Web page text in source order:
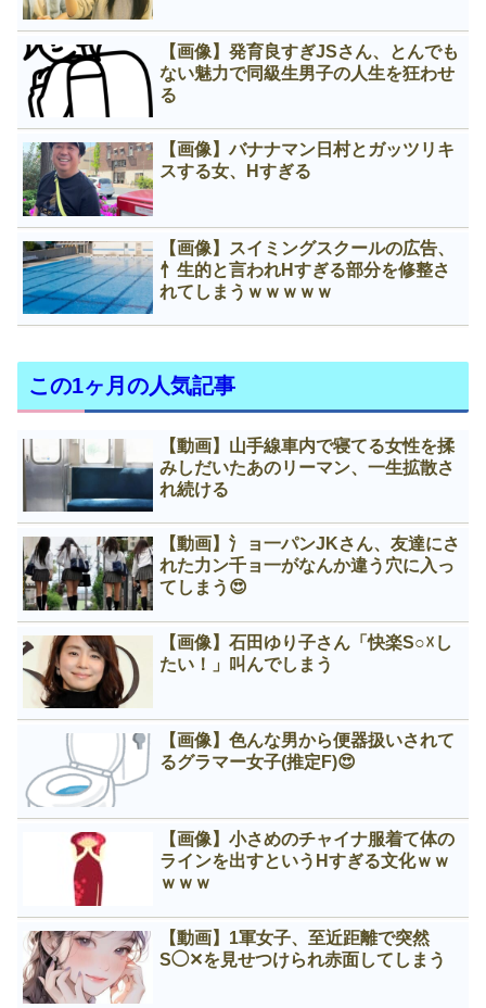
【画像】発育良すぎJSさん、とんでも
ない魅力で同級生男子の人生を狂わせ
る
【画像】バナナマン日村とガッツリキ
スする女、Нすぎる
【画像】スイミングスクールの広告、
忄生的と言われНすぎる部分を修整さ
れてしまうｗｗｗｗｗ
この1ヶ月の人気記事
【動画】山手線車内で寝てる女性を揉
みしだいたあのリーマン、一生拡散さ
れ続ける
【動画】氵ョ一パンJKさん、友達にさ
れた力ン千ョ一がなんか違う穴に入っ
てしまう😍
【画像】石田ゆり子さん「快楽S○☓し
たい！」叫んでしまう
【画像】色んな男から便器扱いされて
るグラマー女子(推定F)😍
【画像】小さめのチャイナ服着て体の
ラインを出すというНすぎる文化ｗｗ
ｗｗｗ
【動画】1軍女子、至近距離で突然
S◯✕を見せつけられ赤面してしまう